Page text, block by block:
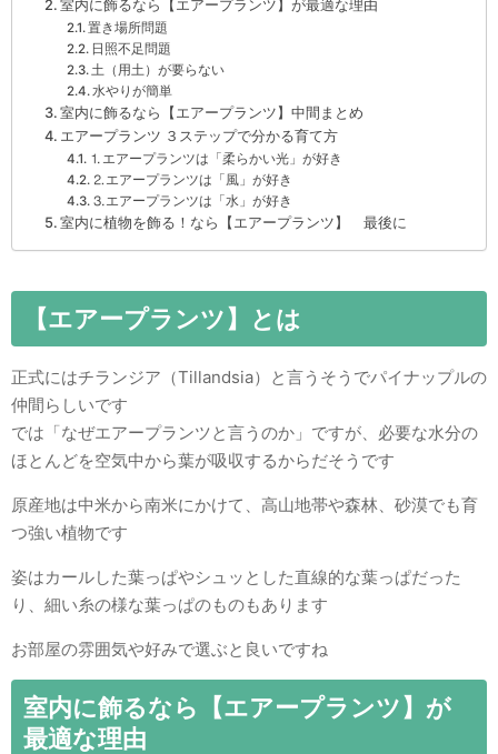
室内に飾るなら【エアープランツ】が最適な理由
置き場所問題
日照不足問題
土（用土）が要らない
水やりが簡単
室内に飾るなら【エアープランツ】中間まとめ
エアープランツ ３ステップで分かる育て方
⒈エアープランツは「柔らかい光」が好き
⒉エアープランツは「風」が好き
⒊エアープランツは「水」が好き
室内に植物を飾る！なら【エアープランツ】 最後に
【エアープランツ】とは
正式にはチランジア（Tillandsia）と言うそうでパイナップルの
仲間らしいです
では「なぜエアープランツと言うのか」ですが、必要な水分の
ほとんどを空気中から葉が吸収するからだそうです
原産地は中米から南米にかけて、高山地帯や森林、砂漠でも育
つ強い植物です
姿はカールした葉っぱやシュッとした直線的な葉っぱだった
り、細い糸の様な葉っぱのものもあります
お部屋の雰囲気や好みで選ぶと良いですね
室内に飾るなら【エアープランツ】が
最適な理由